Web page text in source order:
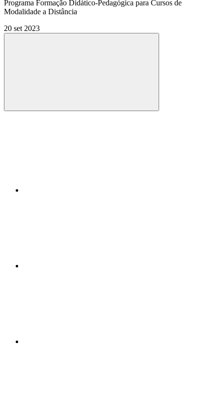
Programa Formação Didático-Pedagógica para Cursos de
Modalidade a Distância
20 set 2023
Compartilhar